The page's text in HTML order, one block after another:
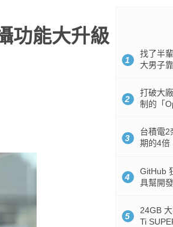
功能大升級
1
找了半
大男子
2
打破大
制的「
3
台積電2
期的4倍
4
GitHub
具幫開
5
24GB
Ti